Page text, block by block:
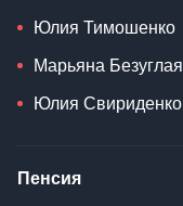
Юлия Тимошенко
Марьяна Безуглая
Юлия Свириденко
Пенсия